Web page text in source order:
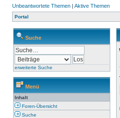
Unbeantwortete Themen | Aktive Themen
Portal
Suche
erweiterte Suche
Menü
Inhalt
Foren-Übersicht
Suche